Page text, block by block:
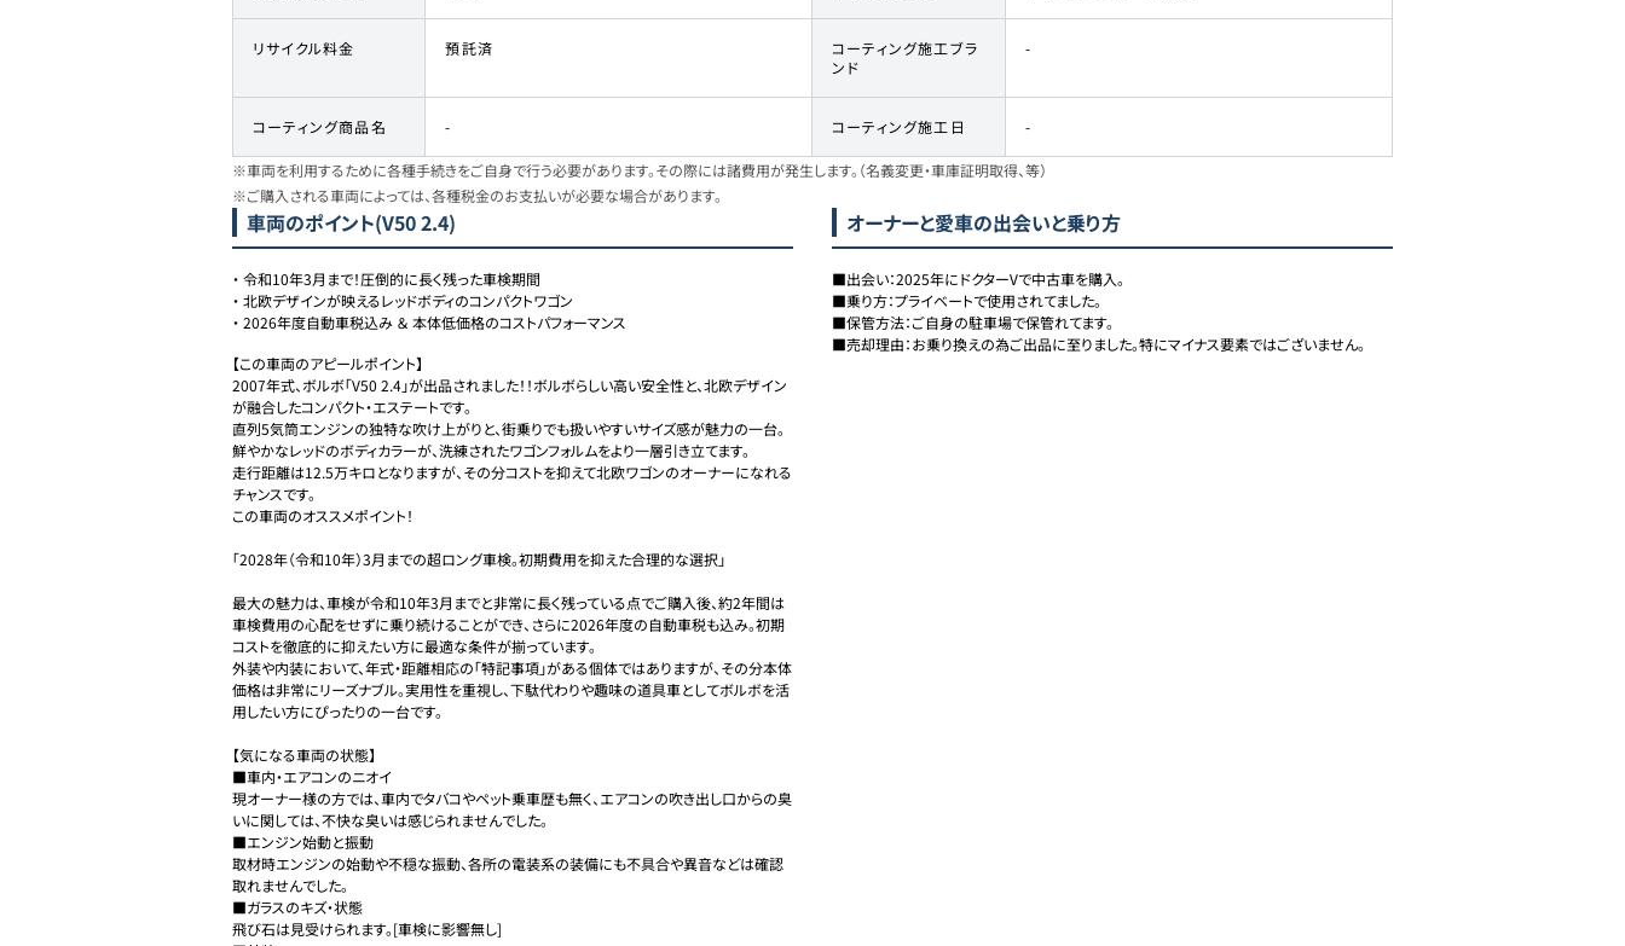
リサイクル料金 預託済
コーティング施工ブラ
ンド
-
コーティング商品名 - コーティング施工日 -
※車両を利用するために各種手続きをご自身で行う必要があります。その際には諸費用が発生します。（名義変更・車庫証明取得、等）
※ご購入される車両によっては、各種税金のお支払いが必要な場合があります。
車両のポイント(V50 2.4)
・ 令和10年3月まで！圧倒的に長く残った車検期間
・ 北欧デザインが映えるレッドボディのコンパクトワゴン
・ 2026年度自動車税込み ＆ 本体低価格のコストパフォーマンス
【この車両のアピールポイント】
2007年式、ボルボ「V50 2.4」が出品されました！！ボルボらしい高い安全性と、北欧デザイン
が融合したコンパクト・エステートです。
直列5気筒エンジンの独特な吹け上がりと、街乗りでも扱いやすいサイズ感が魅力の一台。
鮮やかなレッドのボディカラーが、洗練されたワゴンフォルムをより一層引き立てます。
走行距離は12.5万キロとなりますが、その分コストを抑えて北欧ワゴンのオーナーになれる
チャンスです。
この車両のオススメポイント！
「2028年（令和10年）3月までの超ロング車検。初期費用を抑えた合理的な選択」
最大の魅力は、車検が令和10年3月までと非常に長く残っている点でご購入後、約2年間は
車検費用の心配をせずに乗り続けることができ、さらに2026年度の自動車税も込み。初期
コストを徹底的に抑えたい方に最適な条件が揃っています。
外装や内装において、年式・距離相応の「特記事項」がある個体ではありますが、その分本体
価格は非常にリーズナブル。実用性を重視し、下駄代わりや趣味の道具車としてボルボを活
用したい方にぴったりの一台です。
【気になる車両の状態】
■車内・エアコンのニオイ
現オーナー様の方では、車内でタバコやペット乗車歴も無く、エアコンの吹き出し口からの臭
いに関しては、不快な臭いは感じられませんでした。
■エンジン始動と振動
取材時エンジンの始動や不穏な振動、各所の電装系の装備にも不具合や異音などは確認
取れませんでした。
■ガラスのキズ・状態
飛び石は見受けられます。[車検に影響無し]
オーナーと愛車の出会いと乗り方
■出会い：2025年にドクターVで中古車を購入。
■乗り方：プライベートで使用されてました。
■保管方法：ご自身の駐車場で保管れてます。
■売却理由：お乗り換えの為ご出品に至りました。特にマイナス要素ではございません。